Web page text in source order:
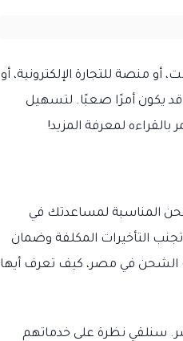
للتجارة الإلكترونية، أو
قد يكون أمرًا صعبًا. لتسهيل
لمعرفة المزيد!
المناسبة لمساعدتك في
التأخيرات المكلفة وضمان
الشحن في مصر، كيف تعرف أيها
سنلقي نظرة على خدماتهم